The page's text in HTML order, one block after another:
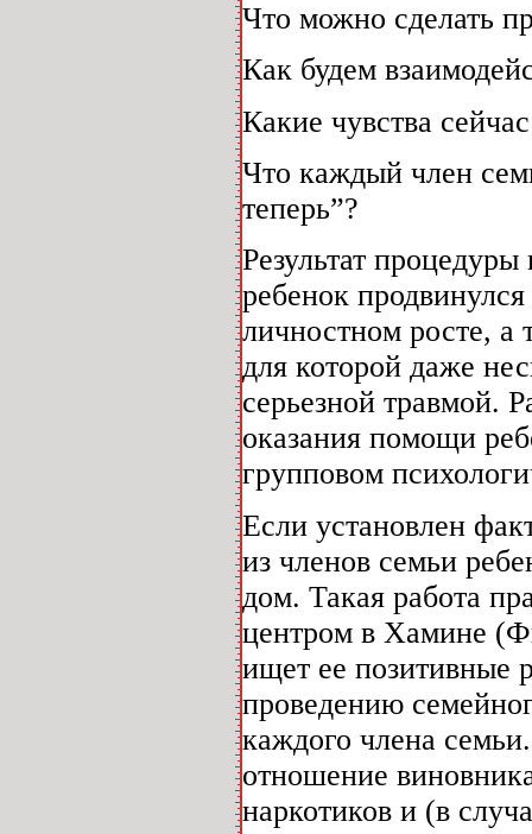
Что можно сделать
Как будем
Какие чувства
Что каждый член
теперь”?
Результат процедуры
ребенок
личностном росте, а
для которой даже
серьезной травмой.
оказания помощи
групповом
Если установлен
из членов семьи
дом. Такая работа
центром в Хамине
ищет ее позитивные
проведению
каждого члена
отношение
наркотиков и (в